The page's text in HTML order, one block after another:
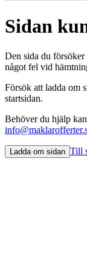
Sidan
Den sida du
något fel vid
Försök att ladda om
startsidan.
Behöver du hjälp
Ladda om sidan Till